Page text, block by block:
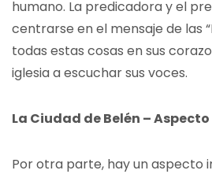
humano. La predicadora y el
centrarse en el mensaje de las
todas estas cosas en sus
iglesia a escuchar sus voces.
La Ciudad de Belén –
Por otra parte, hay un aspecto